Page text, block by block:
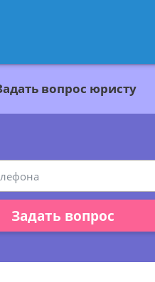
вопрос юристу
Задать вопрос